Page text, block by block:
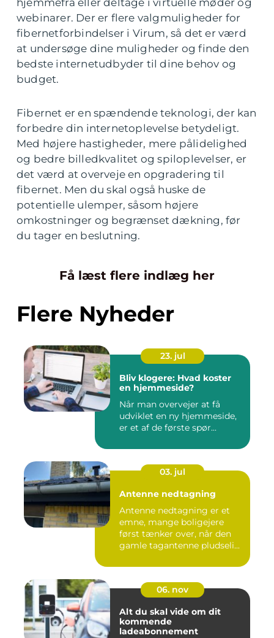
hjemmefra eller deltage i virtuelle møder og
webinarer. Der er flere valgmuligheder for
fibernetforbindelser i Virum, så det er værd
at undersøge dine muligheder og finde den
bedste internetudbyder til dine behov og
budget.
Fibernet er en spændende teknologi, der kan
forbedre din internetoplevelse betydeligt.
Med højere hastigheder, mere pålidelighed
og bedre billedkvalitet og spiloplevelser, er
det værd at overveje en opgradering til
fibernet. Men du skal også huske de
potentielle ulemper, såsom højere
omkostninger og begrænset dækning, før
du tager en beslutning.
Få læst flere indlæg her
Flere Nyheder
23. jul
Bliv klogere: Hvad koster
en hjemmeside?
Når man overvejer at få
udviklet en ny hjemmeside,
er et af de første spør...
03. jul
Antenne nedtagning
Antenne nedtagning er et
emne, mange boligejere
først tænker over, når den
gamle tagantenne pludseli...
06. nov
Alt du skal vide om dit
kommende
ladeabonnement